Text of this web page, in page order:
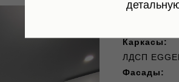
Размеры
Каркасы:
ЛДСП
Фасады: